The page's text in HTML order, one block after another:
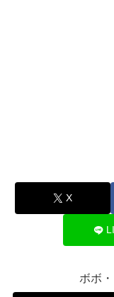
X
ボボ